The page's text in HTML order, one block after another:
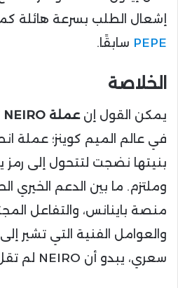
إشعال الطلب بسرعة هائلة
PEPE سابقًا.
الخلاصة
يمكن القول إنعملة NEIRO
في عالم الميم كوينز؛ عملة
بنيتها نضجت لتتحول إلى
وملتزم. ما بين الدعم الخيري
منصة باينانس، والتفاعل
والعوامل الفنية التي تشير
سعري، يبدو أن NEIRO لم تقل كلمتها الأخيرة بعد.